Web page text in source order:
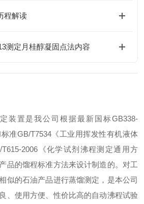
程解读
测定月桂醇凝固点法内容
装置是我公司根据最新国标GB338-
准GB/T7534《工业用挥发性有机液体
2006《化学试剂沸程测定通用方
品的馏程标准方法来设计制造的。对工
似的石油产品进行蒸馏测定，是本公司
、使用方便、性价比高的自动沸程试验